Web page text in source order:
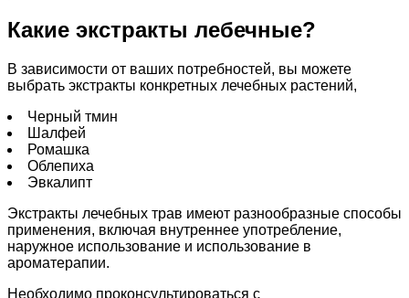
Какие экстракты лебечные?
В зависимости от ваших потребностей, вы можете
выбрать экстракты конкретных лечебных растений,
Черный тмин
Шалфей
Ромашка
Облепиха
Эвкалипт
Экстракты лечебных трав имеют разнообразные способы
применения, включая внутреннее употребление,
наружное использование и использование в
ароматерапии.
Необходимо проконсультироваться с